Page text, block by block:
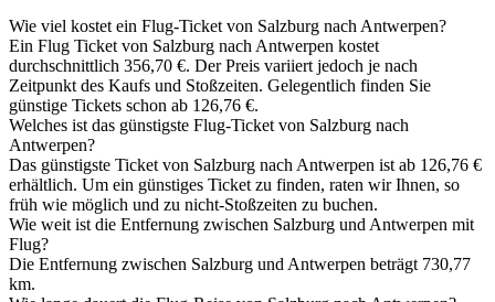
Wie viel kostet ein Flug-Ticket von Salzburg nach Antwerpen?
Ein Flug Ticket von Salzburg nach Antwerpen kostet
durchschnittlich 356,70 €. Der Preis variiert jedoch je nach
Zeitpunkt des Kaufs und Stoßzeiten. Gelegentlich finden Sie
günstige Tickets schon ab 126,76 €.
Welches ist das günstigste Flug-Ticket von Salzburg nach
Antwerpen?
Das günstigste Ticket von Salzburg nach Antwerpen ist ab 126,76 €
erhältlich. Um ein günstiges Ticket zu finden, raten wir Ihnen, so
früh wie möglich und zu nicht-Stoßzeiten zu buchen.
Wie weit ist die Entfernung zwischen Salzburg und Antwerpen mit
Flug?
Die Entfernung zwischen Salzburg und Antwerpen beträgt 730,77
km.